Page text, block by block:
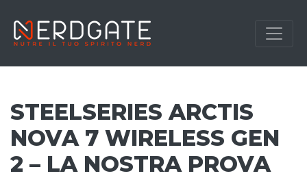
STEELSERIES ARCTIS
NOVA 7 WIRELESS GEN
2 – LA NOSTRA PROVA